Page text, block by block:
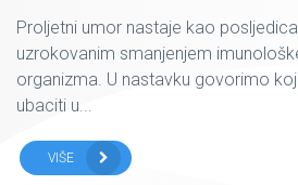
Proljetni umor nastaje kao
uzrokovanim smanjenjem
organizma. U nastavku govorimo
ubaciti u...
VIŠE